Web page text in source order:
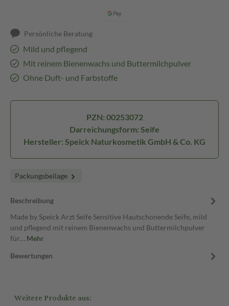
Persönliche Beratung
Mild und pflegend
Mit reinem Bienenwachs und Buttermilchpulver
Ohne Duft- und Farbstoffe
PZN: 00253072
Darreichungsform: Seife
Hersteller: Speick Naturkosmetik GmbH & Co. KG
Packungsbeilage
Beschreibung
Made by Speick Arzt Seife Sensitive Hautschonende Seife, mild
und pflegend mit reinem Bienenwachs und Buttermilchpulver
für… Mehr
Bewertungen
Weitere Produkte aus: